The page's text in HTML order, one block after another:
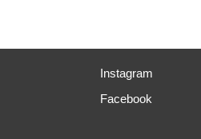
Instagram
Facebook